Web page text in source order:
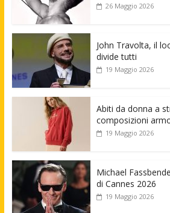
26 Maggio 2026
John Travolta, il
divide tutti
19 Maggio 2026
Abiti da donna a
composizioni
19 Maggio 2026
Michael
di Cannes 2026
19 Maggio 2026